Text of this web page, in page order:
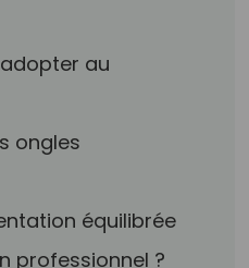
au
ongles
équilibrée
professionnel ?